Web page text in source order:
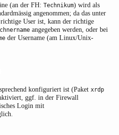
(an der FH: Technikum) wird als
angenommen; da das unter
User ist, kann der richtige
angegeben werden, oder bei
der Username (am Linux/Unix-
konfiguriert ist (Paket xrdp
ggf. in der Firewall
Login mit